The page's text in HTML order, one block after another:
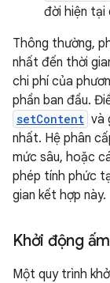
đời hiện tại
Thông thường,
nhất đến thời
chi phí của
phần ban đầu.
setContent và
nhất. Hệ phân
mức sâu, hoặc
phép tính phức
gian kết hợp này.
Khởi động ấm
Một quy trình